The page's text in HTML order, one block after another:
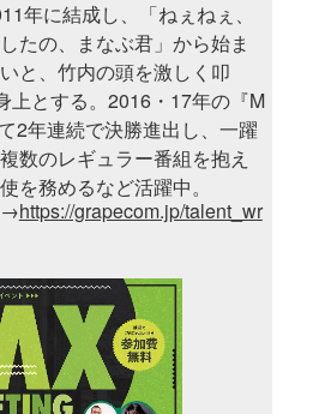
年に結成し、「ねぇねぇ、
たの、まなぶ君」から始ま
と、竹内の頭を激しく叩
上とする。2016・17年の『M
2年連続で決勝進出し、一躍
数のレギュラー番組を抱え
を務めるなど活躍中。
→https://grapecom.jp/talent_wr